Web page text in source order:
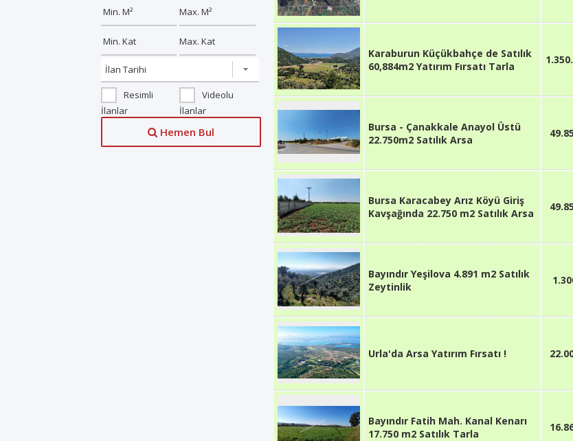
Karaburun Küçükbahçe de Satılık
60,884m2 Yatırım Fırsatı Tarla
Bursa - Çanakkale Anayol Üstü
22.750m2 Satılık Arsa
Bursa Karacabey Arız Köyü Giriş
Kavşağında 22.750 m2 Satılık Arsa
Bayındır Yeşilova 4.891 m2 Satılık
Zeytinlik
Urla'da Arsa Yatırım Fırsatı !
Bayındır Fatih Mah. Kanal Kenarı
17.750 m2 Satılık Tarla
Resimli
İlanlar
Videolu
İlanlar
Hemen Bul